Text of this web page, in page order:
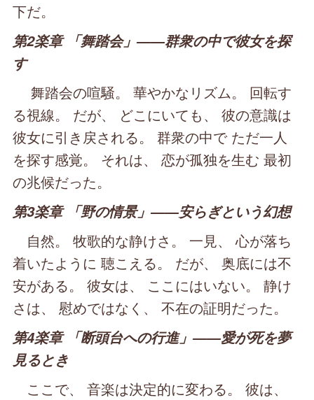
下だ。
第2楽章 「舞踏会」――群衆の中で彼女を探
す
舞踏会の喧騒。 華やかなリズム。 回転す
る視線。 だが、 どこにいても、 彼の意識は
彼女に引き戻される。 群衆の中で ただ一人
を探す感覚。 それは、 恋が孤独を生む 最初
の兆候だった。
第3楽章 「野の情景」――安らぎという幻想
自然。 牧歌的な静けさ。 一見、 心が落ち
着いたように 聴こえる。 だが、 奥底には不
安がある。 彼女は、 ここにはいない。 静け
さは、 慰めではなく、 不在の証明だった。
第4楽章 「断頭台への行進」――愛が死を夢
見るとき
ここで、 音楽は決定的に変わる。 彼は、